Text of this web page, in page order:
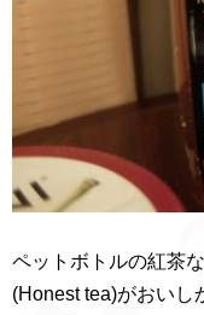
ペットボトルの紅茶
(Honest tea)がおいし